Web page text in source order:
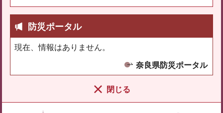
防災ポータル
現在、情報はありません。
奈良県防災ポータル
閉じる